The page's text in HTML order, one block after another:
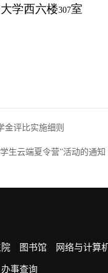
六楼307室
金评比实施细则
生云端夏令营”活动的通知
图书馆 网络与计算
办事查询